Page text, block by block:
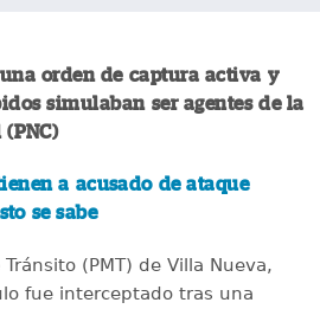
orden de captura activa y
simulaban ser agentes de la
a acusado de ataque
se sabe
(PMT) de Villa Nueva,
fue interceptado tras una